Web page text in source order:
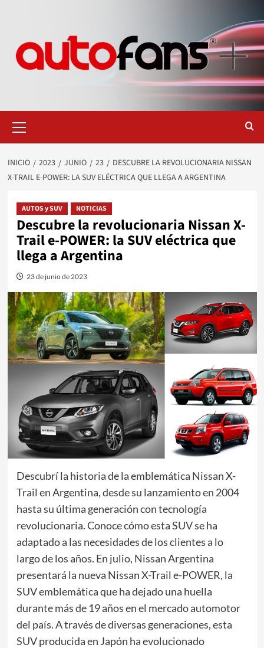
primario
INICIO 2023 JUNIO 23
DESCUBRE LA REVOLUCIONARIA NISSAN
X-TRAIL E-POWER: LA SUV ELÉCTRICA QUE LLEGA A ARGENTINA
AUTOS y SUV NOTICIAS
Descubre la revolucionaria Nissan X-
Trail e-POWER: la SUV eléctrica que
llega a Argentina
23 de junio de 2023
Descubrí la historia de la emblemática Nissan X-
Trail en Argentina, desde su lanzamiento en 2004
hasta su última generación con tecnología
revolucionaria. Conoce cómo esta SUV se ha
adaptado a las necesidades de los clientes a lo
largo de los años. En julio, Nissan Argentina
presentará la nueva Nissan X-Trail e-POWER, la
SUV emblemática que ha dejado una huella
durante más de 19 años en el mercado automotor
del país. A través de diversas generaciones, esta
SUV producida en Japón ha evolucionado